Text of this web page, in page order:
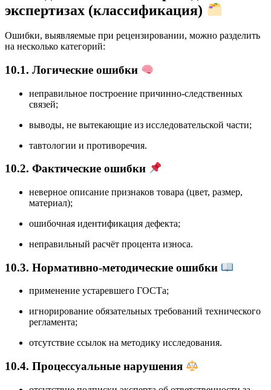
экспертизах (классификация)
Ошибки, выявляемые при рецензировании, можно разделить
на несколько категорий:
10.1. Логические ошибки
неправильное построение причинно-следственных
связей;
выводы, не вытекающие из исследовательской части;
тавтологии и противоречия.
10.2. Фактические ошибки
неверное описание признаков товара (цвет, размер,
материал);
ошибочная идентификация дефекта;
неправильный расчёт процента износа.
10.3. Нормативно-методические ошибки
применение устаревшего ГОСТа;
игнорирование обязательных требований технического
регламента;
отсутствие ссылок на методику исследования.
10.4. Процессуальные нарушения